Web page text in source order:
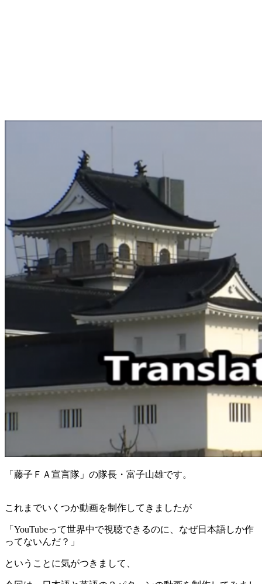
「藤子ＦＡ宣言隊」の隊長・富子山雄です。
これまでいくつか動画を制作してきましたが
「YouTubeって世界中で視聴できるのに、なぜ日本語しか作
ってないんだ？」
ということに気がつきまして、